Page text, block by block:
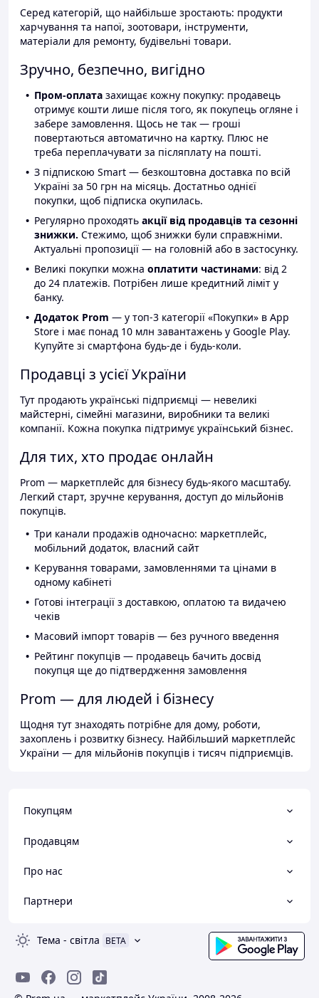
Серед категорій, що найбільше зростають: продукти
харчування та напої, зоотовари, інструменти,
матеріали для ремонту, будівельні товари.
Зручно, безпечно, вигідно
Пром-оплата захищає кожну покупку: продавець
отримує кошти лише після того, як покупець огляне і
забере замовлення. Щось не так — гроші
повертаються автоматично на картку. Плюс не
треба переплачувати за післяплату на пошті.
З підпискою Smart — безкоштовна доставка по всій
Україні за 50 грн на місяць. Достатньо однієї
покупки, щоб підписка окупилась.
Регулярно проходять акції від продавців та сезонні
знижки. Стежимо, щоб знижки були справжніми.
Актуальні пропозиції — на головній або в застосунку.
Великі покупки можна оплатити частинами: від 2
до 24 платежів. Потрібен лише кредитний ліміт у
банку.
Додаток Prom — у топ-3 категорії «Покупки» в App
Store і має понад 10 млн завантажень у Google Play.
Купуйте зі смартфона будь-де і будь-коли.
Продавці з усієї України
Тут продають українські підприємці — невеликі
майстерні, сімейні магазини, виробники та великі
компанії. Кожна покупка підтримує український бізнес.
Для тих, хто продає онлайн
Prom — маркетплейс для бізнесу будь-якого масштабу.
Легкий старт, зручне керування, доступ до мільйонів
покупців.
Три канали продажів одночасно: маркетплейс,
мобільний додаток, власний сайт
Керування товарами, замовленнями та цінами в
одному кабінеті
Готові інтеграції з доставкою, оплатою та видачею
чеків
Масовий імпорт товарів — без ручного введення
Рейтинг покупців — продавець бачить досвід
покупця ще до підтвердження замовлення
Prom — для людей і бізнесу
Щодня тут знаходять потрібне для дому, роботи,
захоплень і розвитку бізнесу. Найбільший маркетплейс
України — для мільйонів покупців і тисяч підприємців.
Покупцям
Продавцям
Про нас
Партнери
Тема - світла BETA